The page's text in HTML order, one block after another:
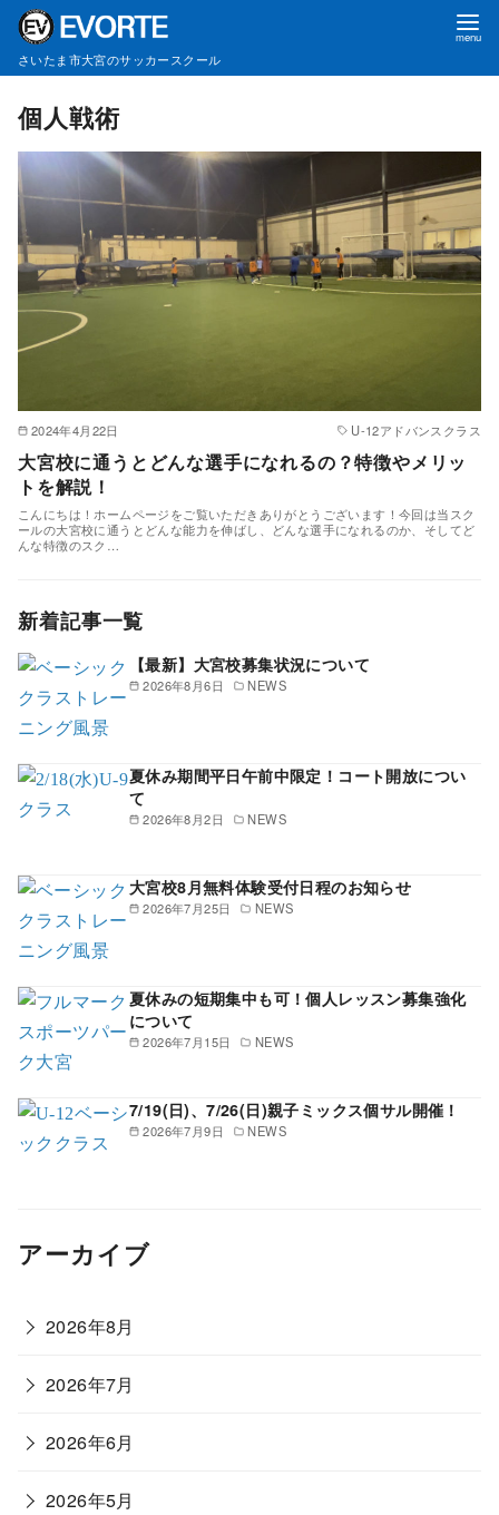
さいたま市大宮のサッカースクール
個人戦術
2024年4月22日 U-12アドバンスクラス
大宮校に通うとどんな選手になれるの？特徴やメリッ
トを解説！
こんにちは！ホームページをご覧いただきありがとうございます！今回は当スク
ールの大宮校に通うとどんな能力を伸ばし、どんな選手になれるのか、そしてど
んな特徴のスク…
新着記事一覧
2026年8月6日 NEWS
【最新】大宮校募集状況について
2026年8月2日 NEWS
夏休み期間平日午前中限定！コート開放につい
て
2026年7月25日 NEWS
大宮校8月無料体験受付日程のお知らせ
2026年7月15日 NEWS
夏休みの短期集中も可！個人レッスン募集強化
について
2026年7月9日 NEWS
7/19(日)、7/26(日)親子ミックス個サル開催！
アーカイブ
2026年8月
2026年7月
2026年6月
2026年5月